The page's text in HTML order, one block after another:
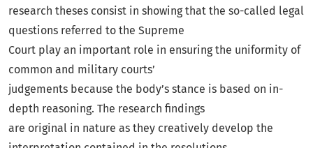
research theses consist in showing that the so-called legal
questions referred to the Supreme
Court play an important role in ensuring the uniformity of
common and military courts’
judgements because the body’s stance is based on in-
depth reasoning. The research findings
are original in nature as they creatively develop the